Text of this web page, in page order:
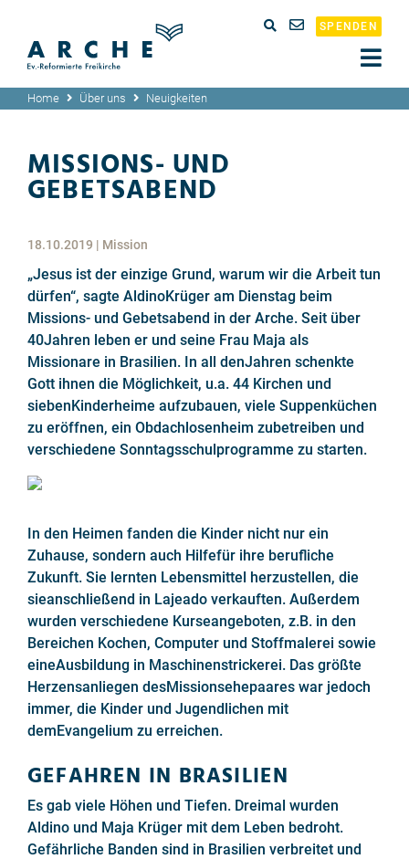
SPENDEN
Home Über uns Neuigkeiten
MISSIONS- UND
GEBETSABEND
18.10.2019 | Mission
„Jesus ist der einzige Grund, warum wir die Arbeit tun
dürfen“, sagte AldinoKrüger am Dienstag beim
Missions- und Gebetsabend in der Arche. Seit über
40Jahren leben er und seine Frau Maja als
Missionare in Brasilien. In all denJahren schenkte
Gott ihnen die Möglichkeit, u.a. 44 Kirchen und
siebenKinderheime aufzubauen, viele Suppenküchen
zu eröffnen, ein Obdachlosenheim zubetreiben und
verschiedene Sonntagsschulprogramme zu starten.
In den Heimen fanden die Kinder nicht nur ein
Zuhause, sondern auch Hilfefür ihre berufliche
Zukunft. Sie lernten Lebensmittel herzustellen, die
sieanschließend in Lajeado verkauften. Außerdem
wurden verschiedene Kurseangeboten, z.B. in den
Bereichen Kochen, Computer und Stoffmalerei sowie
eineAusbildung in Maschinenstrickerei. Das größte
Herzensanliegen desMissionsehepaares war jedoch
immer, die Kinder und Jugendlichen mit
demEvangelium zu erreichen.
GEFAHREN IN BRASILIEN
Es gab viele Höhen und Tiefen. Dreimal wurden
Aldino und Maja Krüger mit dem Leben bedroht.
Gefährliche Banden sind in Brasilien verbreitet und